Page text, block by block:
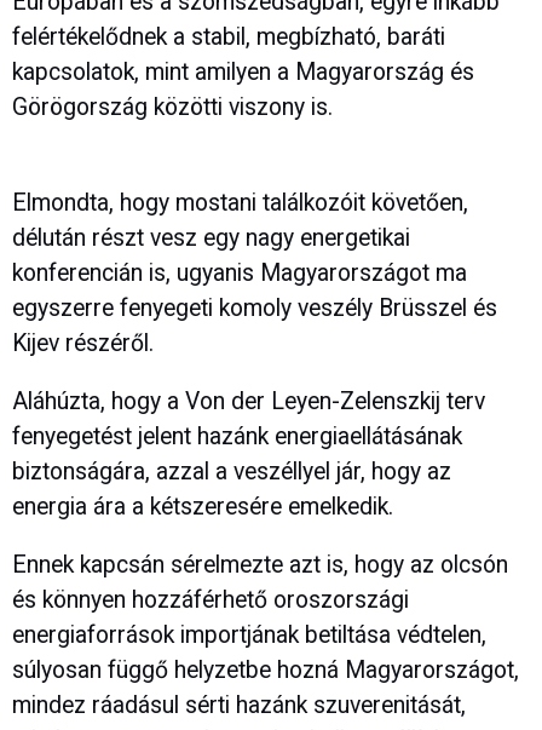
felértékelődnek a stabil, megbízható, baráti
kapcsolatok, mint amilyen a Magyarország és
Görögország közötti viszony is.
Elmondta, hogy mostani találkozóit követően,
délután részt vesz egy nagy energetikai
konferencián is, ugyanis Magyarországot ma
egyszerre fenyegeti komoly veszély Brüsszel és
Kijev részéről.
Aláhúzta, hogy a Von der Leyen-Zelenszkij terv
fenyegetést jelent hazánk energiaellátásának
biztonságára, azzal a veszéllyel jár, hogy az
energia ára a kétszeresére emelkedik.
Ennek kapcsán sérelmezte azt is, hogy az olcsón
és könnyen hozzáférhető oroszországi
energiaforrások importjának betiltása védtelen,
súlyosan függő helyzetbe hozná Magyarországot,
mindez ráadásul sérti hazánk szuverenitását,